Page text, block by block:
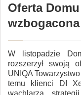
Oferta
W listopadzie
rozszerzył swoją
UNIQA
temu klienci DI
wachlarza